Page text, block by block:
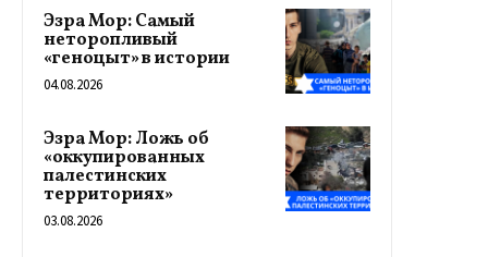
Эзра Мор: Самый
неторопливый
«геноцыт» в истории
04.08.2026
Эзра Мор: Ложь об
«оккупированных
палестинских
территориях»
03.08.2026